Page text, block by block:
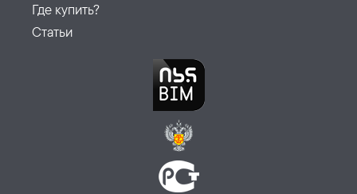
Где купить?
Статьи